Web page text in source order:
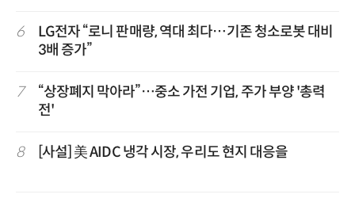
6
LG전자 “로니 판매량, 역대 최다…기존 청소로봇 대비
3배 증가”
7
“상장폐지 막아라”…중소 가전 기업, 주가 부양 '총력
전'
8 [사설] 美 AIDC 냉각 시장, 우리도 현지 대응을